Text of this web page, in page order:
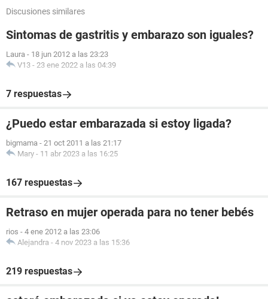
Discusiones similares
Sintomas de gastritis y embarazo son iguales?
Laura - 18 jun 2012 a las 23:23
V13 - 23 ene 2022 a las 04:39
7 respuestas
¿Puedo estar embarazada si estoy ligada?
bigmama - 21 oct 2011 a las 21:17
Mary - 11 abr 2023 a las 16:25
167 respuestas
Retraso en mujer operada para no tener bebés
rios - 4 ene 2012 a las 23:06
Alejandra - 4 nov 2023 a las 15:36
219 respuestas